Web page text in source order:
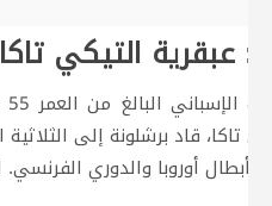
عبقرية التيكي
أبطال أوروبا والدوري